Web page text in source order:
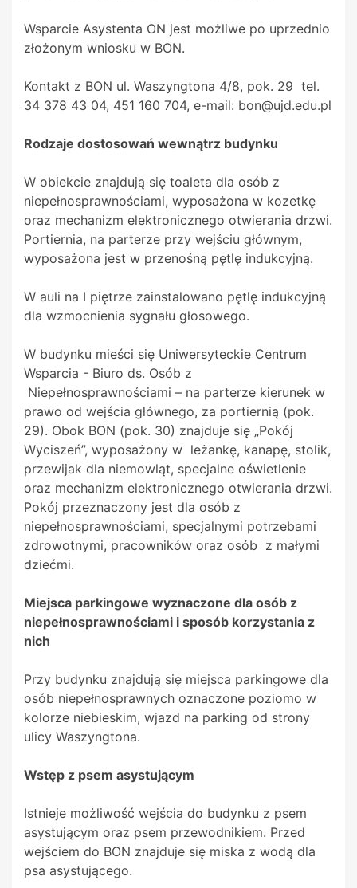
Wsparcie Asystenta ON jest możliwe po uprzednio
złożonym wniosku w BON.
Kontakt z BON ul. Waszyngtona 4/8, pok. 29 tel.
34 378 43 04, 451 160 704, e-mail: bon@ujd.edu.pl
Rodzaje dostosowań wewnątrz budynku
W obiekcie znajdują się toaleta dla osób z
niepełnosprawnościami, wyposażona w kozetkę
oraz mechanizm elektronicznego otwierania drzwi.
Portiernia, na parterze przy wejściu głównym,
wyposażona jest w przenośną pętlę indukcyjną.
W auli na I piętrze zainstalowano pętlę indukcyjną
dla wzmocnienia sygnału głosowego.
W budynku mieści się Uniwersyteckie Centrum
Wsparcia - Biuro ds. Osób z
Niepełnosprawnościami – na parterze kierunek w
prawo od wejścia głównego, za portiernią (pok.
29). Obok BON (pok. 30) znajduje się „Pokój
Wyciszeń”, wyposażony w leżankę, kanapę, stolik,
przewijak dla niemowląt, specjalne oświetlenie
oraz mechanizm elektronicznego otwierania drzwi.
Pokój przeznaczony jest dla osób z
niepełnosprawnościami, specjalnymi potrzebami
zdrowotnymi, pracowników oraz osób z małymi
dziećmi.
Miejsca parkingowe wyznaczone dla osób z
niepełnosprawnościami i sposób korzystania z
nich
Przy budynku znajdują się miejsca parkingowe dla
osób niepełnosprawnych oznaczone poziomo w
kolorze niebieskim, wjazd na parking od strony
ulicy Waszyngtona.
Wstęp z psem asystującym
Istnieje możliwość wejścia do budynku z psem
asystującym oraz psem przewodnikiem. Przed
wejściem do BON znajduje się miska z wodą dla
psa asystującego.